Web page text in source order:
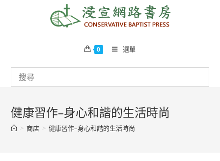
0 選單
健康習作–身心和諧的生活時尚
> 商店 > 健康習作–身心和諧的生活時尚